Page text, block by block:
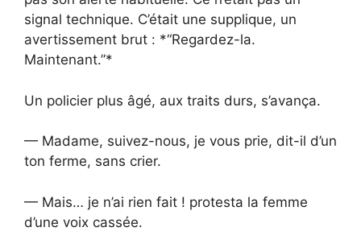
signal technique. C’était une supplique, un
avertissement brut : *“Regardez-la.
Maintenant.”*
Un policier plus âgé, aux traits durs, s’avança.
— Madame, suivez-nous, je vous prie, dit-il d’un
ton ferme, sans crier.
— Mais… je n’ai rien fait ! protesta la femme
d’une voix cassée.